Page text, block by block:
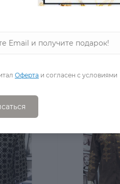
до 40°, гладить при
Оферта и согласен с условиями